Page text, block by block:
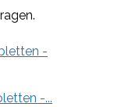
-
-...